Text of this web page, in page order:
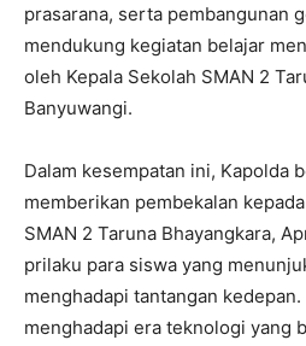
prasarana, serta pembangunan
mendukung kegiatan belajar
oleh Kepala Sekolah SMAN 2
Banyuwangi.
Dalam kesempatan ini, Kapolda
memberikan pembekalan
SMAN 2 Taruna Bhayangkara,
prilaku para siswa yang
menghadapi tantangan
menghadapi era teknologi yang